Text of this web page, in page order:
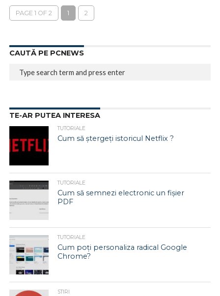
PAGE 1 OF 2 1 2
CAUTĂ PE PCNEWS
TE-AR PUTEA INTERESA
TUTORIALE
Cum să ștergeți istoricul Netflix ?
TUTORIALE
Cum să semnezi electronic un fișier
PDF
TUTORIALE
Cum poți personaliza radical Google
Chrome?
STIRI